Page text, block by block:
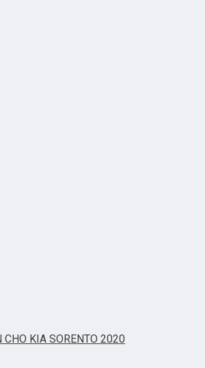
KIA SORENTO 2020